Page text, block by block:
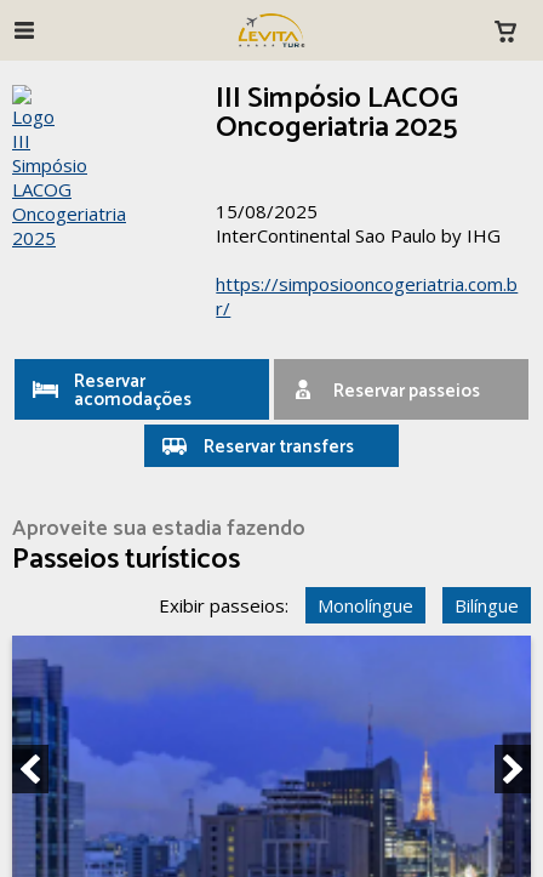
III Simpósio LACOG
Oncogeriatria 2025
15/08/2025
InterContinental Sao Paulo by IHG
https://simposiooncogeriatria.com.b
r/
Reservar
acomodações
Reservar passeios
Reservar transfers
Aproveite sua estadia fazendo
Passeios turísticos
Exibir passeios: Monolíngue Bilíngue